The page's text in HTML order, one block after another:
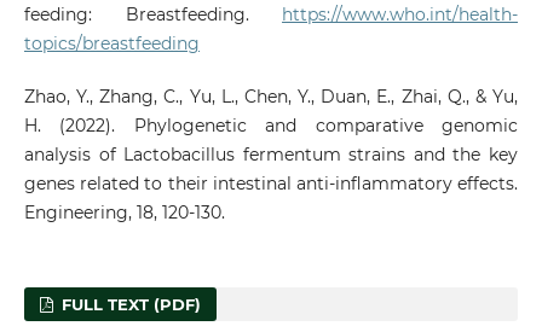
feeding: Breastfeeding.
https://www.who.int/health-
topics/breastfeeding
Zhao, Y., Zhang, C., Yu, L., Chen, Y., Duan, E., Zhai, Q., & Yu,
H. (2022). Phylogenetic and comparative genomic
analysis of Lactobacillus fermentum strains and the key
genes related to their intestinal anti-inflammatory effects.
Engineering, 18, 120-130.
FULL TEXT (PDF)